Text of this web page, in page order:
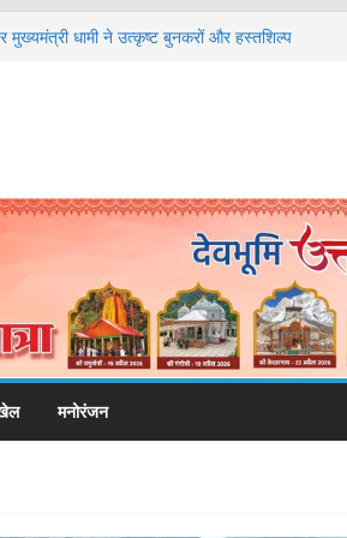
मुख्यमंत्री धामी ने उत्कृष्ट बुनकरों और हस्तशिल्प
और निर्माण पर बड़ा एक्शन, दो स्थानों पर ध्वस्तीकरण,
मनोरंजन